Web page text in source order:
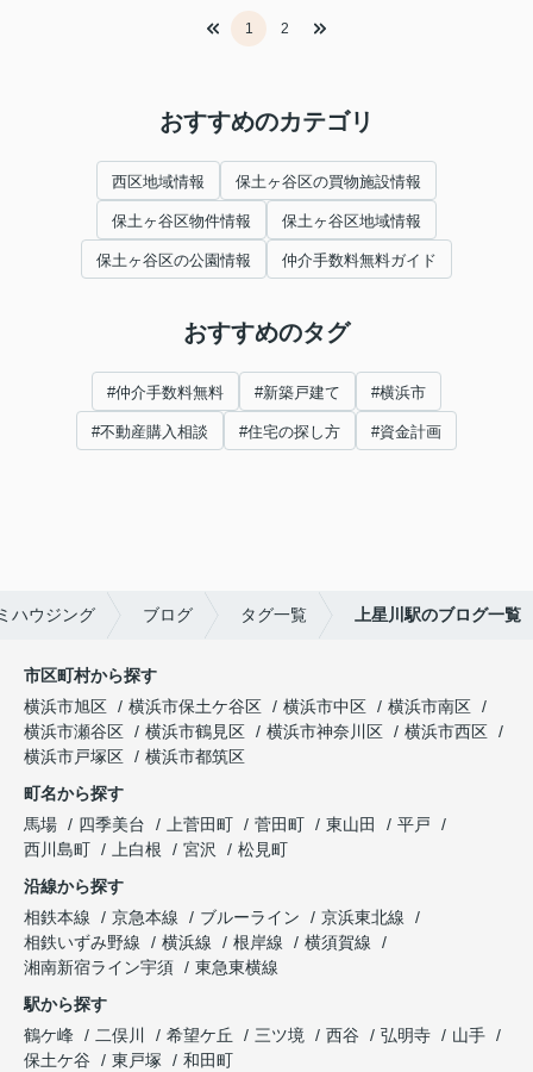
1 2
おすすめのカテゴリ
西区地域情報 保土ヶ谷区の買物施設情報
保土ヶ谷区物件情報 保土ヶ谷区地域情報
保土ヶ谷区の公園情報 仲介手数料無料ガイド
おすすめのタグ
#仲介手数料無料 #新築戸建て #横浜市
#不動産購入相談 #住宅の探し方 #資金計画
ハウジング ブログ タグ一覧 上星川駅のブログ一覧
市区町村から探す
横浜市旭区
横浜市保土ケ谷区 横浜市中区
横浜市南区
横浜市瀬谷区
横浜市鶴見区 横浜市神奈川区
横浜市西区
横浜市戸塚区
横浜市都筑区
町名から探す
馬場
四季美台 上菅田町 菅田町 東山田
平戸
西川島町
上白根 宮沢
松見町
沿線から探す
相鉄本線
京急本線 ブルーライン
京浜東北線
相鉄いずみ野線
横浜線 根岸線
横須賀線
湘南新宿ライン宇須
東急東横線
駅から探す
鶴ケ峰
二俣川 希望ケ丘 三ツ境 西谷 弘明寺
山手
保土ケ谷
東戸塚 和田町